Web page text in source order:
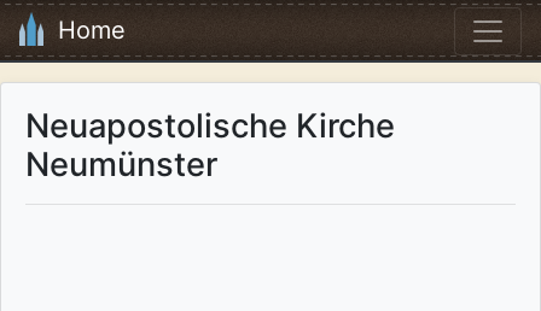
Home
Neuapostolische Kirche
Neumünster